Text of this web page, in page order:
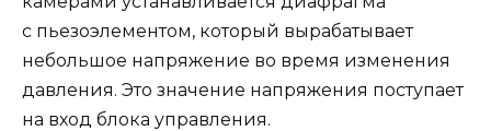
с пьезоэлементом, который вырабатывает
небольшое напряжение во время изменения
давления. Это значение напряжения поступает
на вход блока управления.